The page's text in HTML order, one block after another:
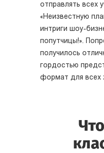
отправлять всех
«Неизвестную
интриги шоу-
попутчицы!».
получилось
гордостью
формат для всех